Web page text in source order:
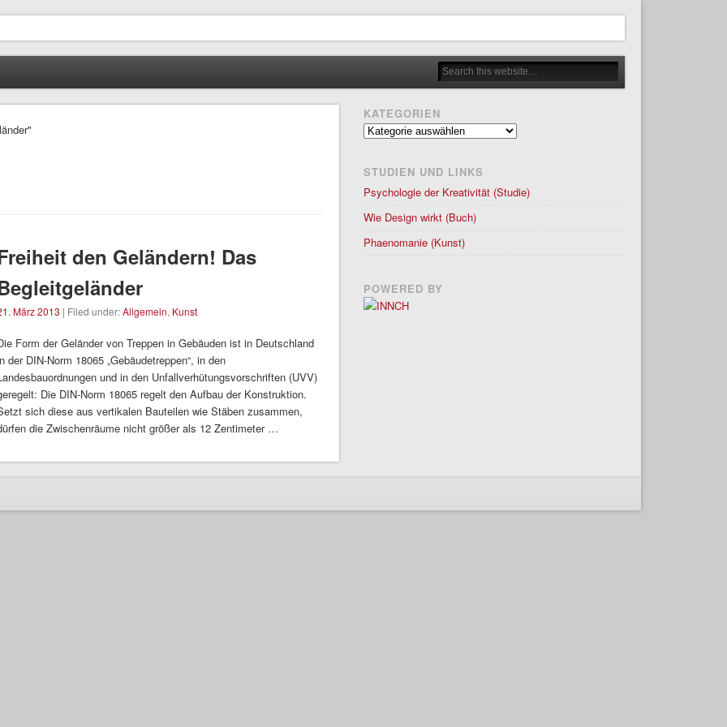
den Geländern! Das
März 2013 | Filed under:Allgemein, Kunst
Form der Geländer von Treppen in Gebäuden ist in Deutschland
der DIN-Norm 18065 „Gebäudetreppen“, in den
und in den Unfallverhütungsvorschriften (UVV)
Die DIN-Norm 18065 regelt den Aufbau der Konstruktion.
sich diese aus vertikalen Bauteilen wie Stäben zusammen,
die Zwischenräume nicht größer als 12 Zentimeter …
KATEGORIEN
Kategorien
STUDIEN UND LINKS
Psychologie der Kreativität (Studie)
Wie Design wirkt (Buch)
Phaenomanie (Kunst)
POWERED BY